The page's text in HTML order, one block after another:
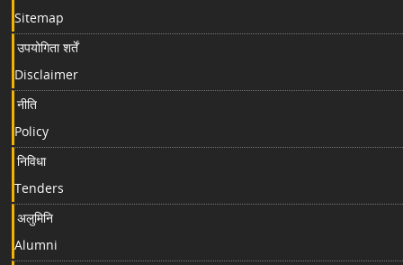
Sitemap
उपयोगिता शर्तें
Disclaimer
नीति
Policy
निविधा
Tenders
अलुमिनि
Alumni